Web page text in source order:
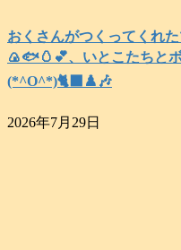
おくさんがつくってくれ
🍙🐟️🥚💕、いとこたちと
(*^O^*)🐈‍⬛♟️🎶
2026年7月29日